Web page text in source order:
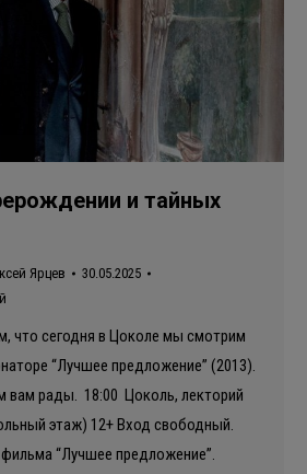
и тайных
Ярцев
30.05.2025
что сегодня в Цоколе мы смотрим
“Лучшее предложение” (2013).
вам рады. 18:00 Цоколь, лекторий
этаж) 12+ Вход свободный.
“Лучшее предложение”.